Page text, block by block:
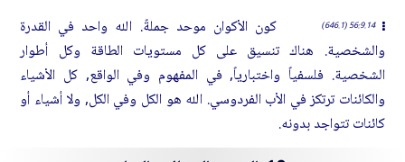
56:9.14 (646.1)
كون الأكوان موحد جملةً. الله واحد في القدرة
والشخصية. هناك تنسيق على كل مستويات الطاقة وكل أطوار
الشخصية. فلسفياً واختبارياً, في المفهوم وفي الواقع, كل الأشياء
والكائنات ترتكز في الأب الفردوسي. الله هو الكل وفي الكل, ولا أشياء أو
كائنات تتواجد بدونه.